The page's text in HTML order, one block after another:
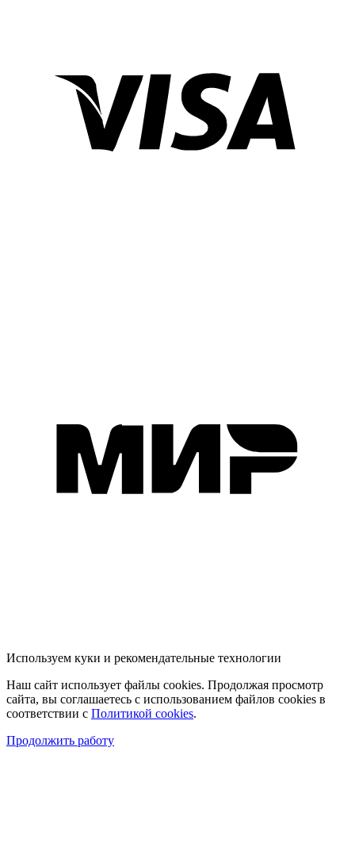
Используем куки и рекомендательные технологии
Наш сайт использует файлы cookies. Продолжая просмотр
сайта, вы соглашаетесь с использованием файлов cookies в
соответствии с Политикой cookies.
Продолжить работу